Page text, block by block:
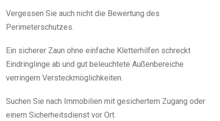
Vergessen Sie auch nicht die Bewertung des
Perimeterschutzes.
Ein sicherer Zaun ohne einfache Kletterhilfen schreckt
Eindringlinge ab und gut beleuchtete Außenbereiche
verringern Versteckmöglichkeiten.
Suchen Sie nach Immobilien mit gesichertem Zugang oder
einem Sicherheitsdienst vor Ort.